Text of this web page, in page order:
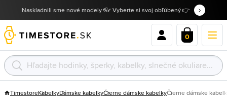
Naskladnili sme nové modely 👓 Vyberte si svoj obľúbený 👉
0
TimestoreKabelkyDámske kabelkyČierne dámske kabelkyČierne dámske